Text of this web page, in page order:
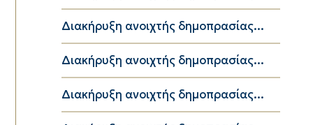
Διακήρυξη ανοιχτής δημοπρασίας...
Διακήρυξη ανοιχτής δημοπρασίας...
Διακήρυξη ανοιχτής δημοπρασίας...